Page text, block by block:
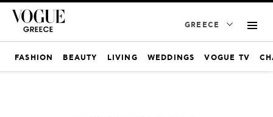
GREECE
FASHION BEAUTY LIVING WEDDINGS VOGUE TV